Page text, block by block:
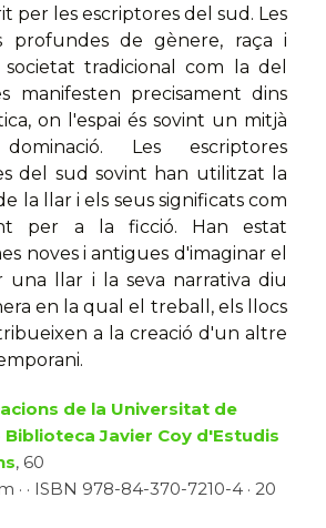
per les escriptores del sud. Les
profundes de gènere, raça i
tradicional com la del
manifesten precisament dins
on l'espai és sovint un mitjà
Les escriptores
del sud sovint han utilitzat la
la llar i els seus significats com
per a la ficció. Han estat
noves i antigues d'imaginar el
una llar i la seva narrativa diu
en la qual el treball, els llocs
a la creació d'un altre
de la Universitat de
Biblioteca Javier Coy d'Estudis
, 60
· · ISBN 978-84-370-7210-4 · 20